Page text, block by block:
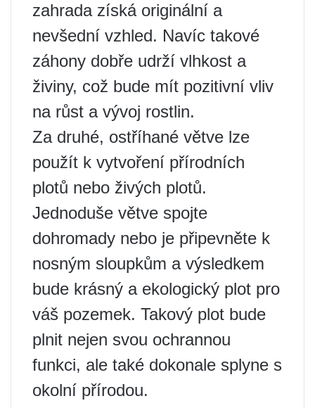
zahrada získá originální a
nevšední vzhled. Navíc takové
záhony dobře udrží vlhkost a
živiny, což bude mít pozitivní vliv
na růst a vývoj rostlin.
Za druhé, ostříhané větve lze
použít k vytvoření přírodních
plotů nebo živých plotů.
Jednoduše větve spojte
dohromady nebo je připevněte k
nosným sloupkům a výsledkem
bude krásný a ekologický plot pro
váš pozemek. Takový plot bude
plnit nejen svou ochrannou
funkci, ale také dokonale splyne s
okolní přírodou.